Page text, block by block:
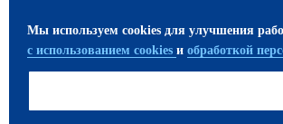
Мы используем cookies для улучшения
с использованием cookies и обработкой